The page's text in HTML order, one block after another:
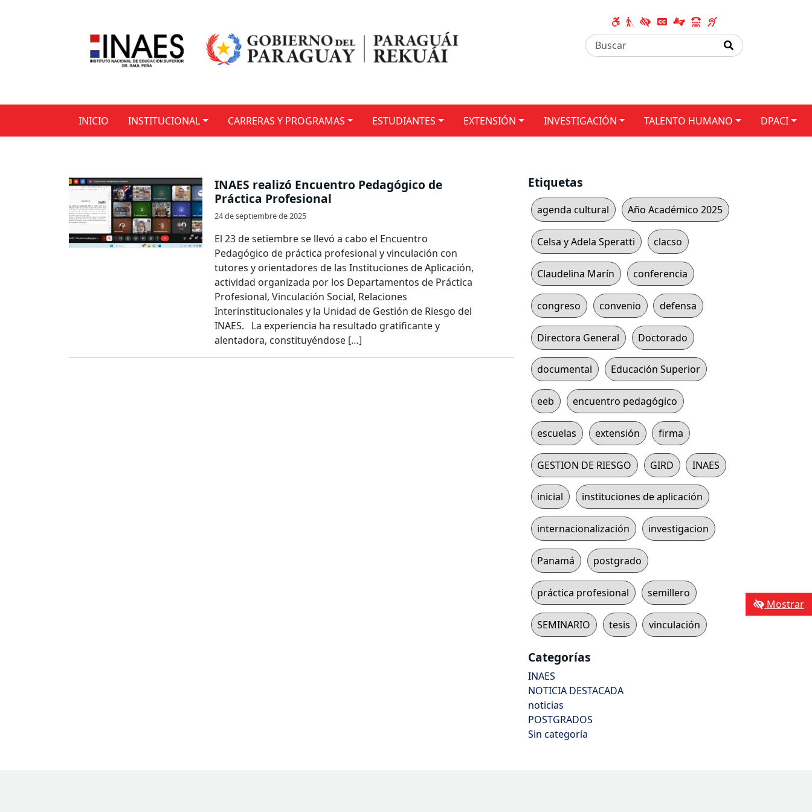
INICIO INSTITUCIONAL CARRERAS Y PROGRAMAS ESTUDIANTES EXTENSIÓN INVESTIGACIÓN TALENTO HUMANO DPACI
Mostrar
INAES realizó Encuentro Pedagógico de
Práctica Profesional
24 de septiembre de 2025
El 23 de setiembre se llevó a cabo el Encuentro
Pedagógico de práctica profesional y vinculación con
tutores y orientadores de las Instituciones de Aplicación,
actividad organizada por los Departamentos de Práctica
Profesional, Vinculación Social, Relaciones
Interinstitucionales y la Unidad de Gestión de Riesgo del
INAES. La experiencia ha resultado gratificante y
alentadora, constituyéndose […]
Etiquetas
agenda cultural Año Académico 2025
Celsa y Adela Speratti clacso
Claudelina Marín conferencia
congreso convenio defensa
Directora General Doctorado
documental Educación Superior
eeb encuentro pedagógico
escuelas extensión firma
GESTION DE RIESGO GIRD INAES
inicial instituciones de aplicación
internacionalización investigacion
Panamá postgrado
práctica profesional semillero
SEMINARIO tesis vinculación
Categorías
INAES
NOTICIA DESTACADA
noticias
POSTGRADOS
Sin categoría